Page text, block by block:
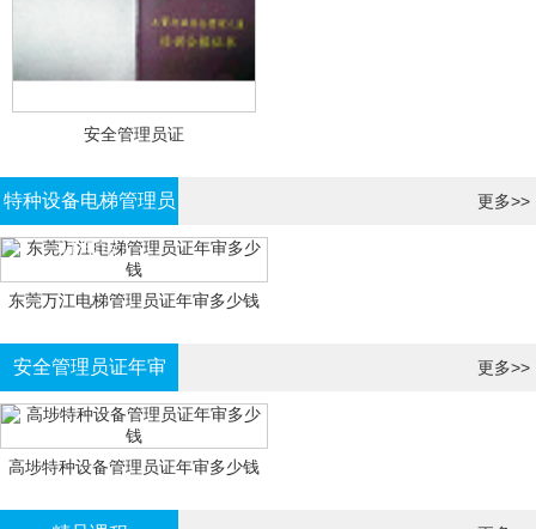
安全管理员证
特种设备电梯管理员
证年审
更多>>
东莞万江电梯管理员证年审多少钱
安全管理员证年审 更多>>
高埗特种设备管理员证年审多少钱